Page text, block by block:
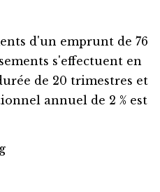
d'un emprunt de 76
s'effectuent en
de 20 trimestres et
annuel de 2 % est